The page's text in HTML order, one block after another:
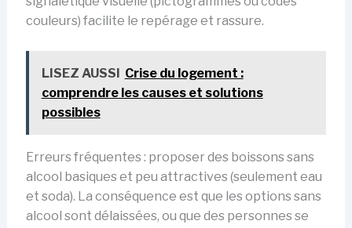
couleurs) facilite le repérage et rassure.
LISEZ AUSSI Crise du logement :
comprendre les causes et solutions
possibles
Erreurs fréquentes : proposer des boissons sans
alcool basiques et peu attractives (seulement eau
et soda). La conséquence est que les options sans
alcool sont délaissées, ou que des personnes se